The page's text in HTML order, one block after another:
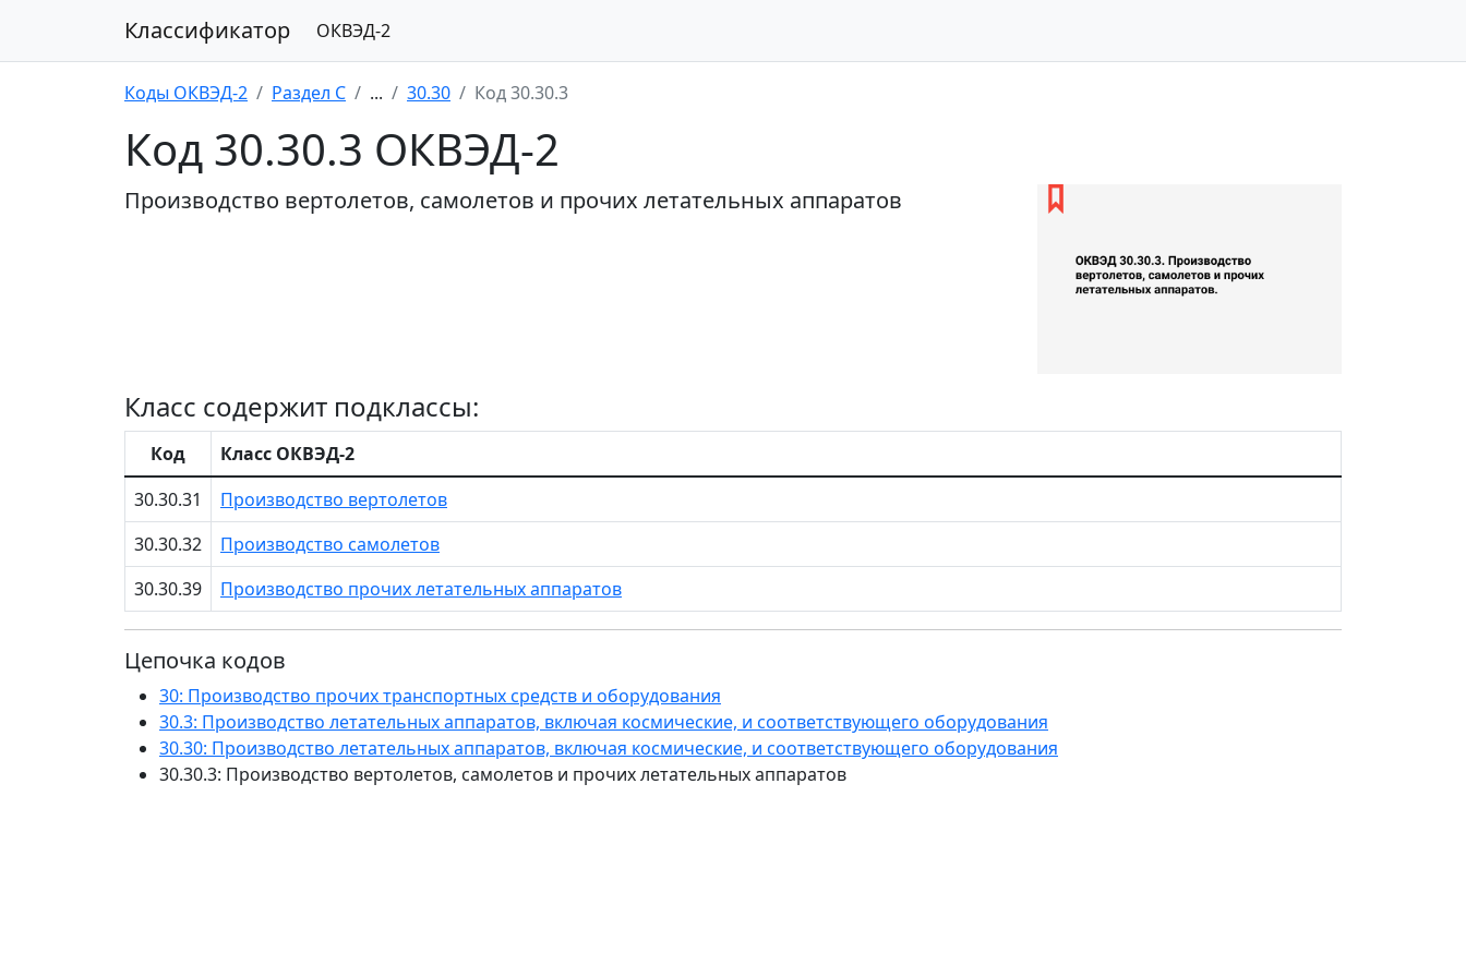
Классификатор ОКВЭД-2
Коды ОКВЭД-2 Раздел C ... 30.30 Код 30.30.3
Код 30.30.3 ОКВЭД-2
Производство вертолетов, самолетов и прочих летательных аппаратов
Класс содержит подклассы:
Код
Класс ОКВЭД-2
30.30.31
Производство вертолетов
30.30.32
Производство самолетов
30.30.39
Производство прочих летательных аппаратов
Цепочка кодов
30: Производство прочих транспортных средств и оборудования
30.3: Производство летательных аппаратов, включая космические, и соответствующего оборудования
30.30: Производство летательных аппаратов, включая космические, и соответствующего оборудования
30.30.3: Производство вертолетов, самолетов и прочих летательных аппаратов